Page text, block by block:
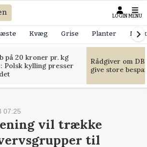
LOGIN MENU
Kvæg Grise Planter
på 20 kroner pr. kg
Polsk kylling presser
Rådgiver om
give store
07:25
vil trække
til